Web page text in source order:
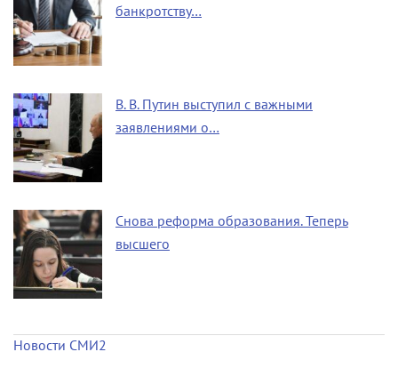
банкротству…
В. В. Путин выступил с важными
заявлениями о…
Снова реформа образования. Теперь
высшего
Новости СМИ2